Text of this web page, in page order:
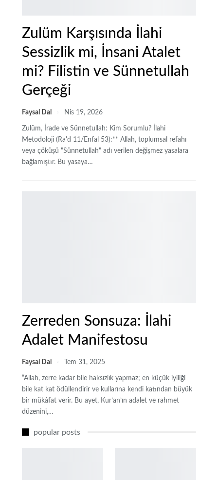
Zulüm Karşısında İlahi
Sessizlik mi, İnsani Atalet
mi? Filistin ve Sünnetullah
Gerçeği
Faysal Dal Nis 19, 2026
Zulüm, İrade ve Sünnetullah: Kim Sorumlu? İlahi
Metodoloji (Ra'd 11/Enfal 53):** Allah, toplumsal refahı
veya çöküşü "Sünnetullah" adı verilen değişmez yasalara
bağlamıştır. Bu yasaya…
Zerreden Sonsuza: İlahi
Adalet Manifestosu
Faysal Dal Tem 31, 2025
“Allah, zerre kadar bile haksızlık yapmaz; en küçük iyiliği
bile kat kat ödüllendirir ve kullarına kendi katından büyük
bir mükâfat verir. Bu ayet, Kur’an’ın adalet ve rahmet
düzenini,…
popular posts